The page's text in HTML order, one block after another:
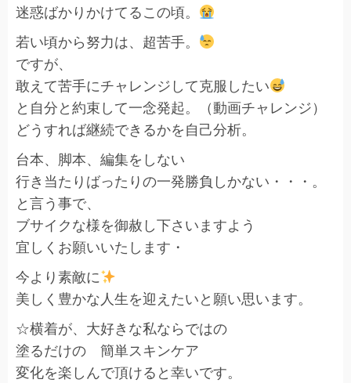
迷惑ばかりかけてるこの頃。
若い頃から努力は、超苦手。
ですが、
敢えて苦手にチャレンジして克服したい
と自分と約束して一念発起。（動画チャレンジ）
どうすれば継続できるかを自己分析。
台本、脚本、編集をしない
行き当たりばったりの一発勝負しかない・・・。
と言う事で、
ブサイクな様を御赦し下さいますよう
宜しくお願いいたします・
今より素敵に
美しく豊かな人生を迎えたいと願い思います。
☆横着が、大好きな私ならではの
塗るだけの 簡単スキンケア
変化を楽しんで頂けると幸いです。